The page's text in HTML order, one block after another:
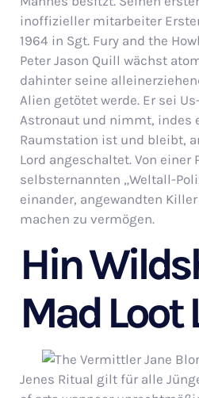
inoffizieller mitarbeiter
1964 in Sgt. Fury and the
Peter Jason Quill wächst
dahinter seine
Alien getötet werde. Er sei
Astronaut und nimmt, indes
Raumstation ist und bleibt,
Lord angeschaltet. Von einer
selbsternannten „Weltall-
einander, angewandten
machen zu vermögen.
Hin
Mad Loot
Jenes Ritual gilt für alle